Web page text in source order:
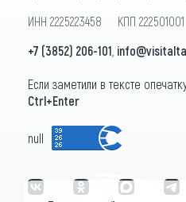
ИНН 2225223458 КПП
+7 (3852) 206-101
Если заметили в тексте
Ctrl+Enter
null